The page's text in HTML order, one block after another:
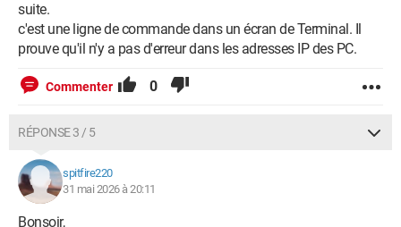
suite.
c'est une ligne de commande dans un écran de Terminal. Il
prouve qu'il n'y a pas d'erreur dans les adresses IP des PC.
Commenter 0
RÉPONSE 3 / 5
spitfire220
31 mai 2026 à 20:11
Bonsoir,